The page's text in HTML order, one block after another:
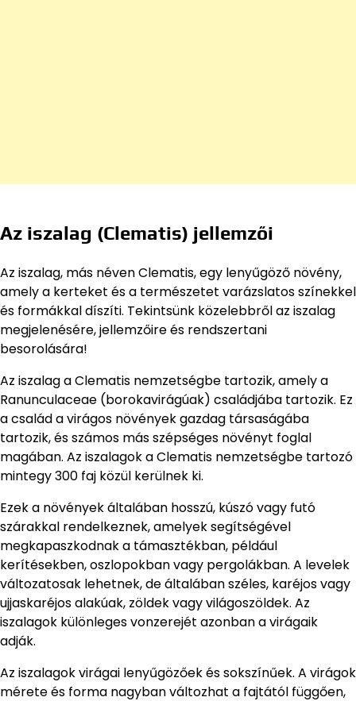
Az iszalag (Clematis) jellemzői
Az iszalag, más néven Clematis, egy lenyűgöző növény,
amely a kerteket és a természetet varázslatos színekkel
és formákkal díszíti. Tekintsünk közelebbről az iszalag
megjelenésére, jellemzőire és rendszertani
besorolására!
Az iszalag a Clematis nemzetségbe tartozik, amely a
Ranunculaceae (borokavirágúak) családjába tartozik. Ez
a család a virágos növények gazdag társaságába
tartozik, és számos más szépséges növényt foglal
magában. Az iszalagok a Clematis nemzetségbe tartozó
mintegy 300 faj közül kerülnek ki.
Ezek a növények általában hosszú, kúszó vagy futó
szárakkal rendelkeznek, amelyek segítségével
megkapaszkodnak a támasztékban, például
kerítésekben, oszlopokban vagy pergolákban. A levelek
változatosak lehetnek, de általában széles, karéjos vagy
ujjaskaréjos alakúak, zöldek vagy világoszöldek. Az
iszalagok különleges vonzerejét azonban a virágaik
adják.
Az iszalagok virágai lenyűgözőek és sokszínűek. A virágok
mérete és forma nagyban változhat a fajtától függően,